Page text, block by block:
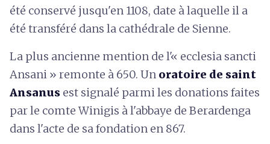
été conservé jusqu'en 1108, date à laquelle il a
été transféré dans la cathédrale de Sienne.
La plus ancienne mention de l'« ecclesia sancti
Ansani » remonte à 650. Un oratoire de saint
Ansanus est signalé parmi les donations faites
par le comte Winigis à l'abbaye de Berardenga
dans l'acte de sa fondation en 867.